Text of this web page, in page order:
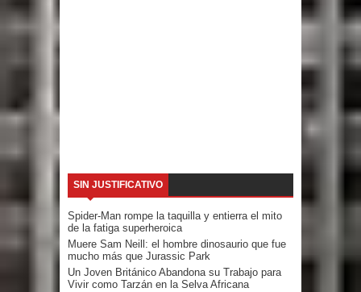
SIN JUSTIFICATIVO
Spider-Man rompe la taquilla y entierra el mito
de la fatiga superheroica
Muere Sam Neill: el hombre dinosaurio que fue
mucho más que Jurassic Park
Un Joven Británico Abandona su Trabajo para
Vivir como Tarzán en la Selva Africana